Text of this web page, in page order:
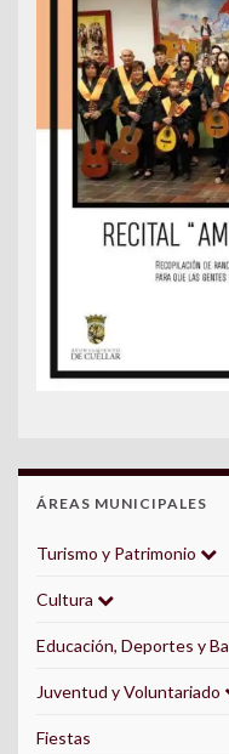
ÁREAS MUNICIPALES
Turismo y Patrimonio
Cultura
Educación, Deportes y
Juventud y Voluntariado
Fiestas